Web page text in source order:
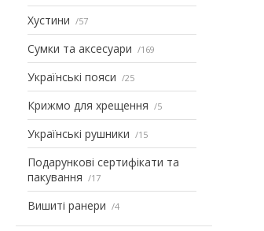
Хустини 57
Сумки та аксесуари 169
Українські пояси 25
Крижмо для хрещення 5
Українські рушники 15
Подарункові сертифікати та
пакування
17
Вишиті ранери 4